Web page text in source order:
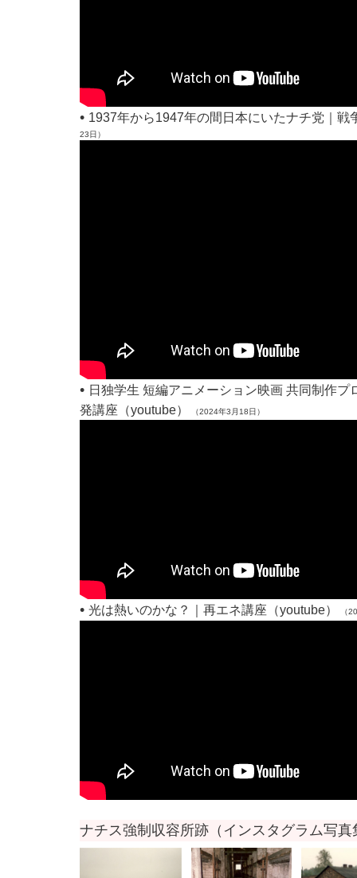
• 1937年から1947年の間日本にいたナチ党｜戦
23日）
• 日独学生 短編アニメーション映画 共同制作プ
発講座（youtube）
（2024年3月18日）
• 光は熱いのかな？｜再エネ講座（youtube） （
ナチス強制収容所跡 （ インスタグラム写真